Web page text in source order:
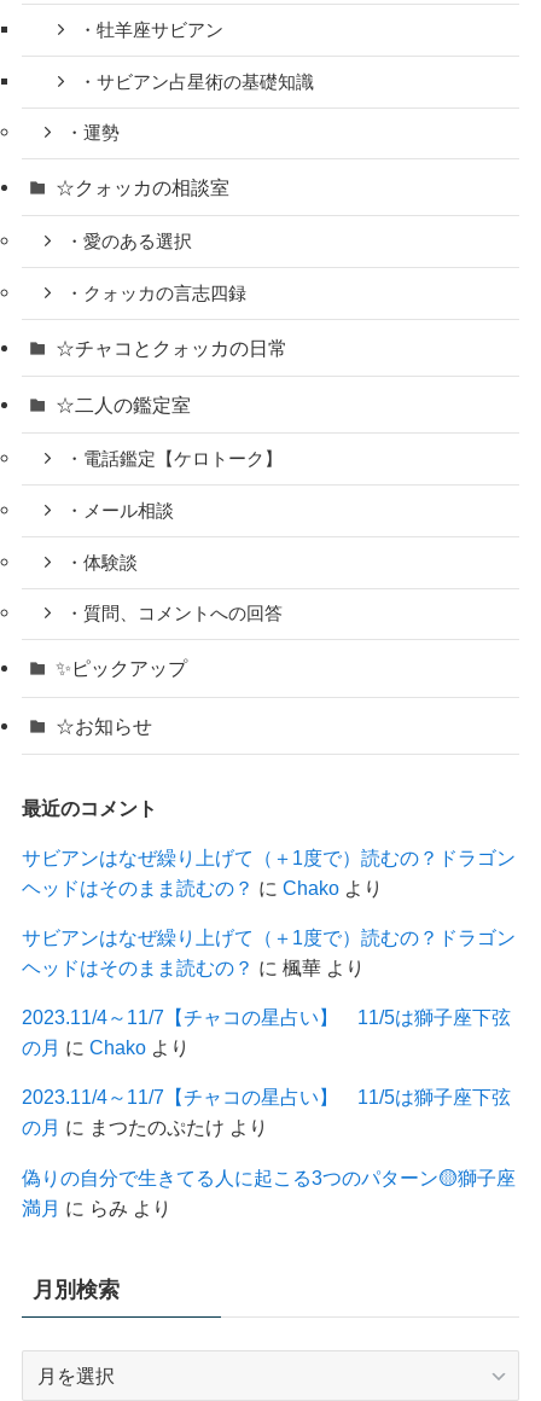
・牡羊座サビアン
・サビアン占星術の基礎知識
・運勢
☆クォッカの相談室
・愛のある選択
・クォッカの言志四録
☆チャコとクォッカの日常
☆二人の鑑定室
・電話鑑定【ケロトーク】
・メール相談
・体験談
・質問、コメントへの回答
✨ピックアップ
☆お知らせ
最近のコメント
サビアンはなぜ繰り上げて（＋1度で）読むの？ドラゴン
ヘッドはそのまま読むの？ に Chakoより
サビアンはなぜ繰り上げて（＋1度で）読むの？ドラゴン
ヘッドはそのまま読むの？ に 楓華より
2023.11/4～11/7【チャコの星占い】 11/5は獅子座下弦
の月 に Chakoより
2023.11/4～11/7【チャコの星占い】 11/5は獅子座下弦
の月 に まつたのぷたけ より
偽りの自分で生きてる人に起こる3つのパターン🟡獅子座
満月 に らみ より
月別検索